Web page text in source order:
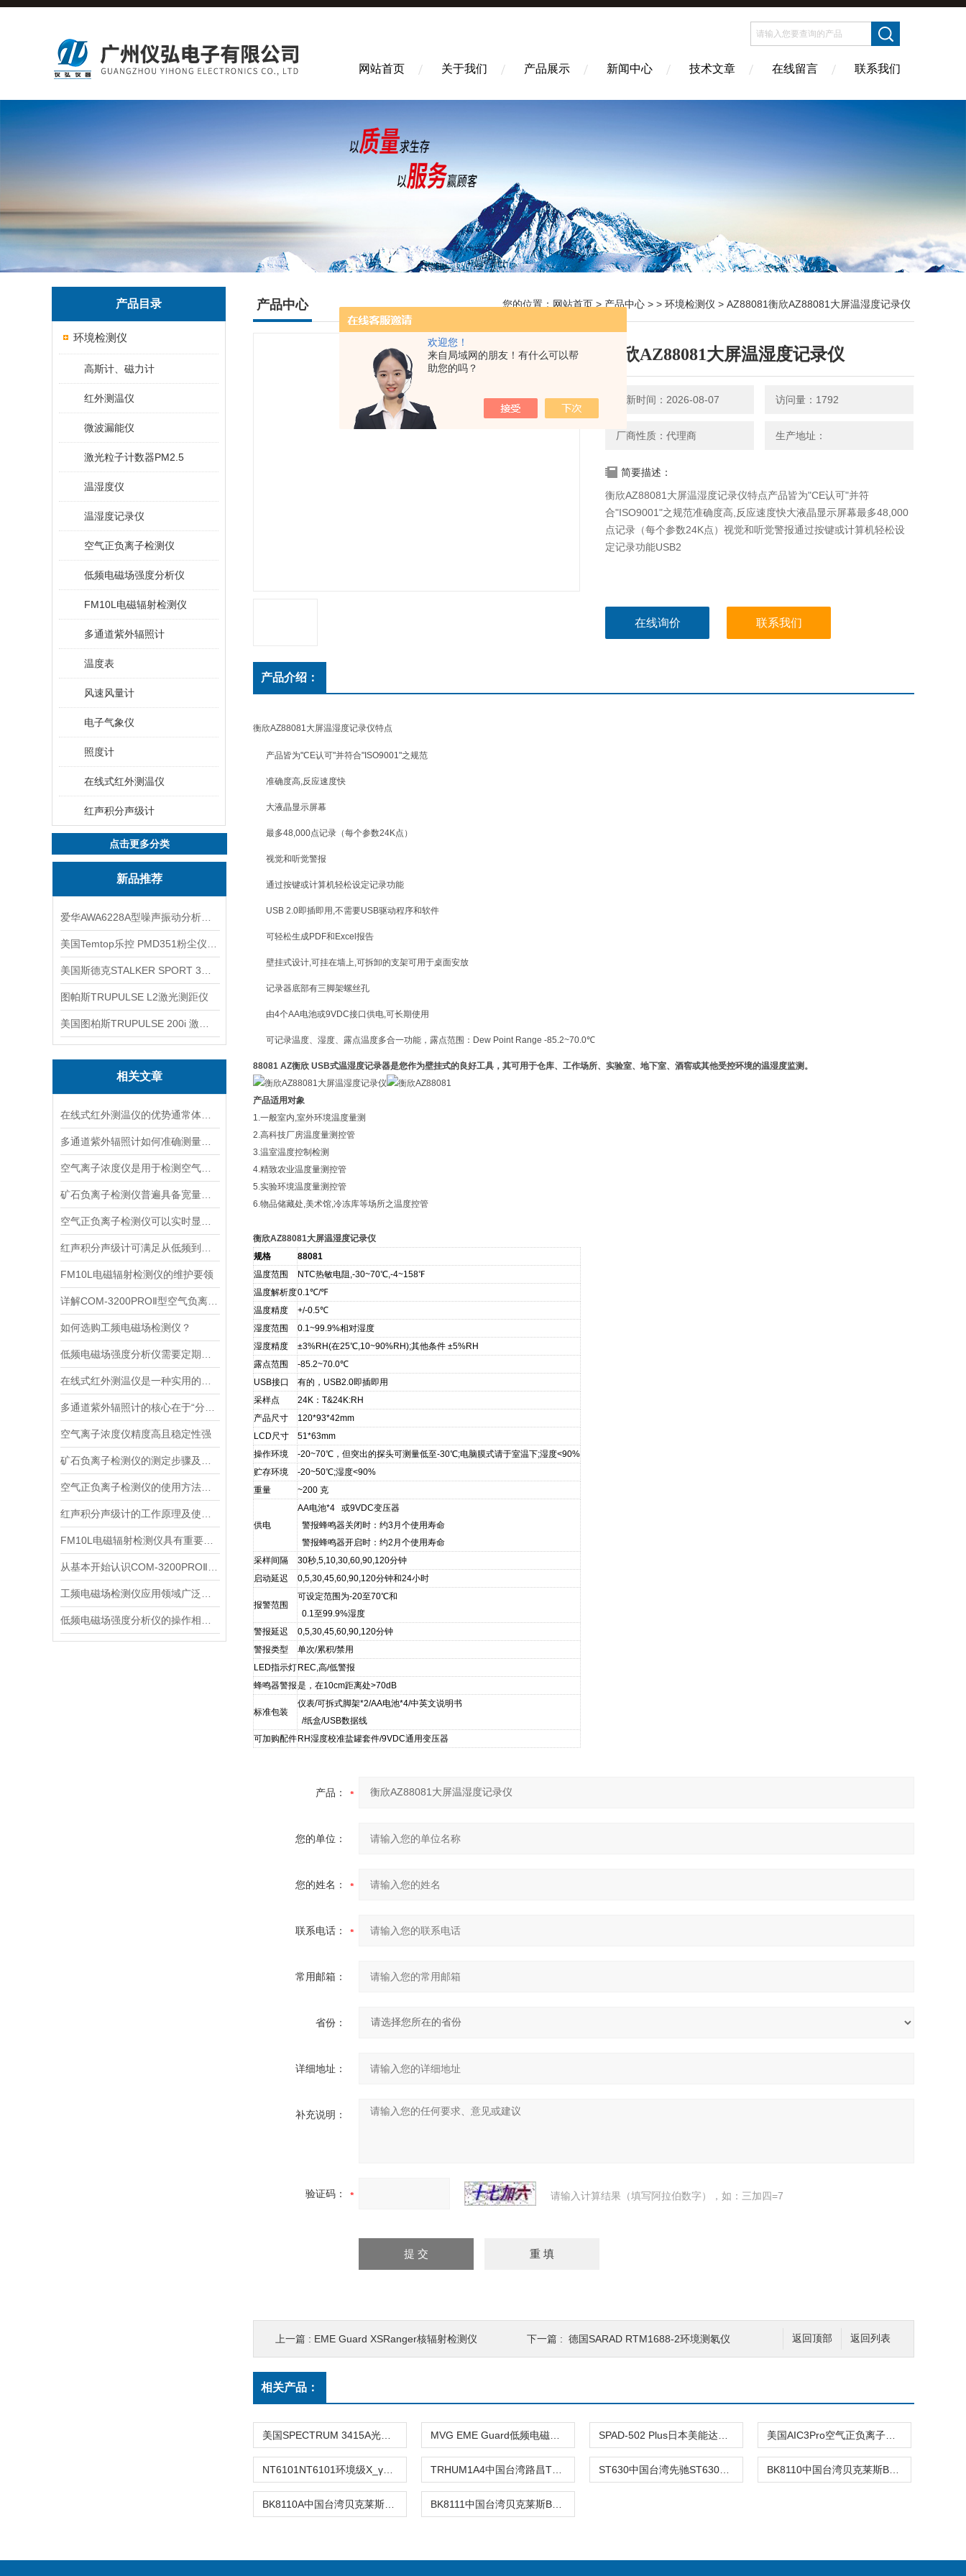
欢迎您！
来自局域网的朋友！有什么可以帮
助您的吗？
网站首页 关于我们 产品展示 新闻中心 技术文章 在线留言 联系我们
产品目录
环境检测仪
高斯计、磁力计
红外测温仪
微波漏能仪
激光粒子计数器PM2.5
温湿度仪
温湿度记录仪
空气正负离子检测仪
低频电磁场强度分析仪
FM10L电磁辐射检测仪
多通道紫外辐照计
温度表
风速风量计
电子气象仪
照度计
在线式红外测温仪
红声积分声级计
点击更多分类
新品推荐
图帕斯TRUPULSE L2激光测距仪
相关文章
FM10L电磁辐射检测仪的维护要领
如何选购工频电磁场检测仪？
空气离子浓度仪精度高且稳定性强
产品中心 您的位置： 网站首页 > 产品中心 > > 环境检测仪 > AZ88081衡欣AZ88081大屏温湿度记录仪
衡欣AZ88081大屏温湿度记录仪
更新时间：2026-08-07 访问量：1792
厂商性质：代理商 生产地址：
简要描述：
衡欣AZ88081大屏温湿度记录仪特点产品皆为"CE认可"并符
合"ISO9001"之规范准确度高,反应速度快大液晶显示屏幕最多48,000
点记录（每个参数24K点）视觉和听觉警报通过按键或计算机轻松设
定记录功能USB2
在线询价 联系我们
产品介绍：
衡欣AZ88081大屏温湿度记录仪特点
产品皆为"CE认可"并符合"ISO9001"之规范
准确度高,反应速度快
大液晶显示屏幕
最多48,000点记录（每个参数24K点）
视觉和听觉警报
通过按键或计算机轻松设定记录功能
USB 2.0即插即用,不需要USB驱动程序和软件
可轻松生成PDF和Excel报告
壁挂式设计,可挂在墙上,可拆卸的支架可用于桌面安放
记录器底部有三脚架螺丝孔
由4个AA电池或9VDC接口供电,可长期使用
可记录温度、湿度、露点温度多合一功能，露点范围：Dew Point Range -85.2~70.0℃
88081 AZ衡欣 USB式温湿度记录器是您作为壁挂式的良好工具，其可用于仓库、工作场所、实验室、地下室、酒窖或其他受控环境的温湿度监测。
产品适用对象
1.一般室内,室外环境温度量测
2.高科技厂房温度量测控管
3.温室温度控制检测
4.精致农业温度量测控管
5.实验环境温度量测控管
6.物品储藏处,美术馆,冷冻库等场所之温度控管
衡欣AZ88081大屏温湿度记录仪
​规格
88081
温度范围
NTC热敏电阻,-30~70℃,-4~158℉
温度解析度0.1℃/℉
温度精度
+/-0.5℃
湿度范围
0.1~99.9%相对湿度
湿度精度
±3%RH(在25℃,10~90%RH);其他条件 ±5%RH
露点范围
-85.2~70.0℃
USB接口
有的，USB2.0即插即用
采样点
24K：T&24K:RH
产品尺寸
120*93*42mm
LCD尺寸
51*63mm
操作环境
-20~70℃，但突出的探头可测量低至-30℃;电脑膜式请于室温下;湿度<90%
贮存环境
-20~50℃;湿度<90%
重量
~200 克
供电
AA电池*4 或9VDC变压器
警报蜂鸣器关闭时：约3月个使用寿命
警报蜂鸣器开启时：约2月个使用寿命
采样间隔
30秒,5,10,30,60,90,120分钟
启动延迟
0,5,30,45,60,90,120分钟和24小时
报警范围
可设定范围为-20至70℃和
0.1至99.9%湿度
警报延迟
0,5,30,45,60,90,120分钟
警报类型
单次/累积/禁用
LED指示灯 REC,高/低警报
蜂鸣器警报是，在10cm距离处>70dB
标准包装
仪表/可拆式脚架*2/AA电池*4/中英文说明书
/纸盒/USB数据线
可加购配件 RH湿度校准盐罐套件/9VDC通用变压器
产品：
您的单位：
您的姓名：
联系电话：
常用邮箱：
省份：
详细地址：
补充说明：
验证码： 请输入计算结果（填写阿拉伯数字），如：三加四=7
返回列表
返回顶部
上一篇 : EME Guard XSRanger核辐射检测仪 下一篇 : 德国SARAD RTM1688-2环境测氡仪
相关产品：
美国SPECTRUM 3415A光量子计 MVG EME Guard低频电磁场强度分析仪 SPAD-502 Plus日本美能达SPAD-502 Plus叶绿素 美国AIC3Pro空气正负离子检测仪
NT6101NT6101环境级X_γ辐射检测仪 TRHUM1A4中国台湾路昌TR-HUM1A4湿度传送器TRH ST630中国台湾先驰ST630、ST632经济型红外 BK8110中国台湾贝克莱斯BK8110测温枪BK-811
BK8110A中国台湾贝克莱斯BK-8110A红外线温度 BK8111中国台湾贝克莱斯BK8111